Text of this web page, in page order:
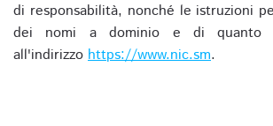
di responsabilità, nonché le istruzioni
dei nomi a dominio e di quanto
all'indirizzo https://www.nic.sm.